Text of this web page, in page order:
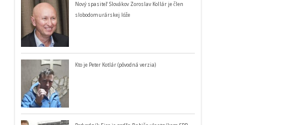
Nový spasiteľ Slovákov Zoroslav Kollár je člen
slobodomurárskej lóže
Kto je Peter Kotlár (pôvodná verzia)